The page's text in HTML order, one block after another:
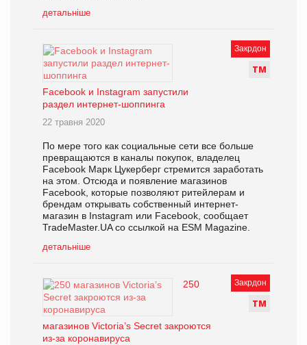
детальніше
Закрдон
ТМ
Facebook и Instagram запустили
раздел интернет-шоппинга
22 травня 2020
По мере того как социальные сети все больше
превращаются в каналы покупок, владелец
Facebook Марк Цукерберг стремится заработать
на этом. Отсюда и появление магазинов
Facebook, которые позволяют ритейлерам и
брендам открывать собственный интернет-
магазин в Instagram или Facebook, сообщает
TradeMaster.UA со ссылкой на ESM Magazine.
детальніше
Закрдон
ТМ
250
магазинов Victoria’s Secret закроются
из-за коронавируса